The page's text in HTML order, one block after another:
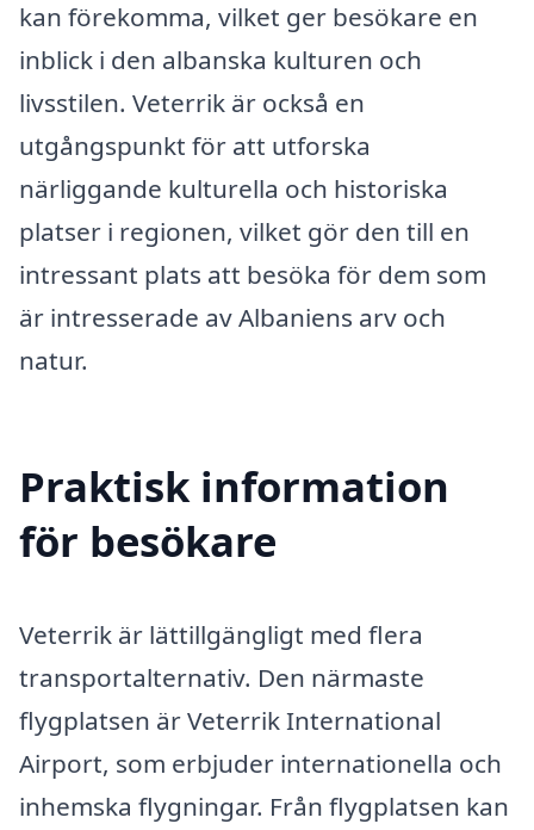
kan förekomma, vilket ger besökare en
inblick i den albanska kulturen och
livsstilen. Veterrik är också en
utgångspunkt för att utforska
närliggande kulturella och historiska
platser i regionen, vilket gör den till en
intressant plats att besöka för dem som
är intresserade av Albaniens arv och
natur.
Praktisk information
för besökare
Veterrik är lättillgängligt med flera
transportalternativ. Den närmaste
flygplatsen är Veterrik International
Airport, som erbjuder internationella och
inhemska flygningar. Från flygplatsen kan